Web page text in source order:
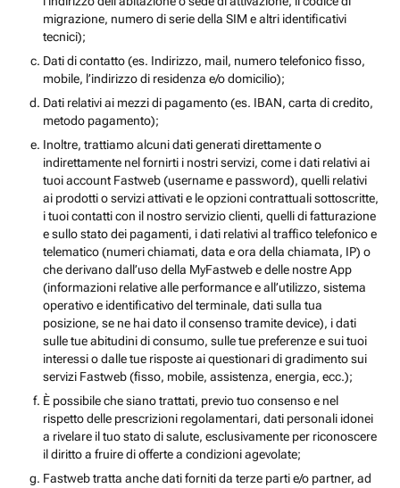
migrazione, numero di serie della SIM e altri identificativi
tecnici);
Dati di contatto (es. Indirizzo, mail, numero telefonico fisso,
mobile, l’indirizzo di residenza e/o domicilio);
Dati relativi ai mezzi di pagamento (es. IBAN, carta di credito,
metodo pagamento);
Inoltre, trattiamo alcuni dati generati direttamente o
indirettamente nel fornirti i nostri servizi, come i dati relativi ai
tuoi account Fastweb (username e password), quelli relativi
ai prodotti o servizi attivati e le opzioni contrattuali sottoscritte,
i tuoi contatti con il nostro servizio clienti, quelli di fatturazione
e sullo stato dei pagamenti, i dati relativi al traffico telefonico e
telematico (numeri chiamati, data e ora della chiamata, IP) o
che derivano dall’uso della MyFastweb e delle nostre App
(informazioni relative alle performance e all’utilizzo, sistema
operativo e identificativo del terminale, dati sulla tua
posizione, se ne hai dato il consenso tramite device), i dati
sulle tue abitudini di consumo, sulle tue preferenze e sui tuoi
interessi o dalle tue risposte ai questionari di gradimento sui
servizi Fastweb (fisso, mobile, assistenza, energia, ecc.);
È possibile che siano trattati, previo tuo consenso e nel
rispetto delle prescrizioni regolamentari, dati personali idonei
a rivelare il tuo stato di salute, esclusivamente per riconoscere
il diritto a fruire di offerte a condizioni agevolate;
Fastweb tratta anche dati forniti da terze parti e/o partner, ad